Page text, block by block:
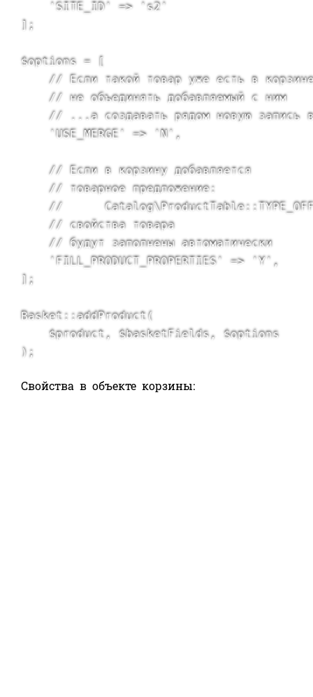
    'SITE_ID' => 's2'
];
$options = [
// Если такой товар уже есть в
    // не объединять добавляемый с ним
// ...а создавать рядом новую запись
    'USE_MERGE' => 'N',
    // Если в корзину добавляется
    // товарное предложение:
//
    // свойства товара
    // будут заполнены автоматически
    'FILL_PRODUCT_PROPERTIES' => 'Y',
];
Basket::addProduct(
    $product, $basketFields, $options
Свойства в объекте корзины: